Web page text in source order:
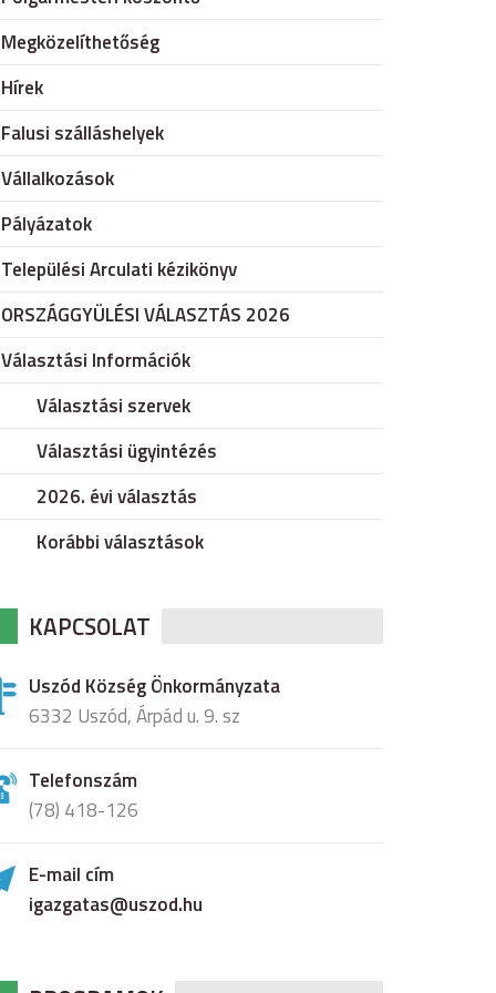
Megközelíthetőség
Hírek
Falusi szálláshelyek
Vállalkozások
Pályázatok
Települési Arculati kézikönyv
ORSZÁGGYÜLÉSI VÁLASZTÁS 2026
Választási Információk
Választási szervek
Választási ügyintézés
2026. évi választás
Korábbi választások
KAPCSOLAT
Uszód Község Önkormányzata
6332 Uszód, Árpád u. 9. sz
Telefonszám
(78) 418-126
E-mail cím
igazgatas@uszod.hu